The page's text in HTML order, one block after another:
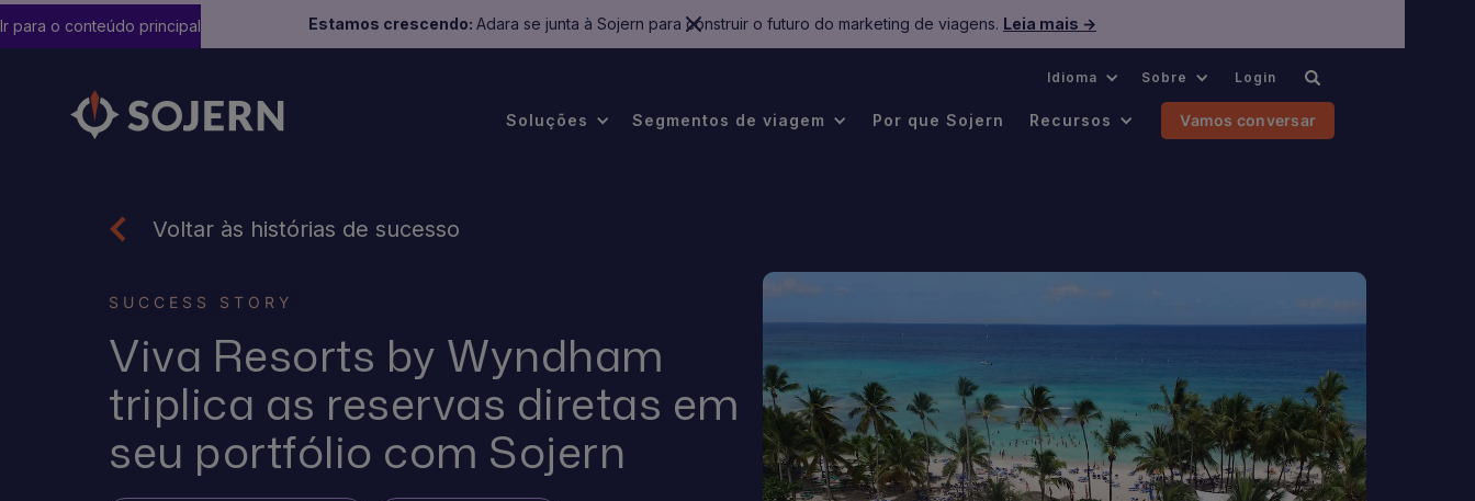
Estamos crescendo: Adara se junta à Sojern para construir o futuro do marketing de viagens. Leia mais →
Ir para o conteúdo principal
Idioma Sobre Login
Soluções Segmentos de viagem Por que Sojern Recursos Vamos conversar
Voltar às histórias de sucesso
SUCCESS STORY
Viva Resorts by Wyndham
triplica as reservas diretas em
seu portfólio com Sojern